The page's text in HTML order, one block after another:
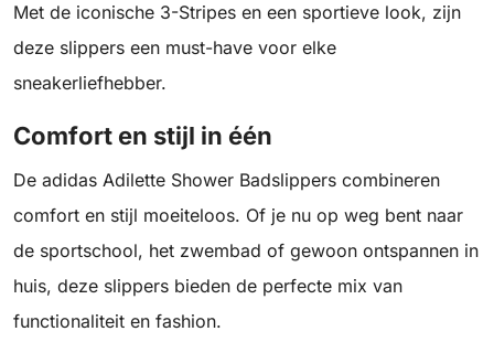
Met de iconische 3-Stripes en een sportieve look, zijn
deze slippers een must-have voor elke
sneakerliefhebber.
Comfort en stijl in één
De adidas Adilette Shower Badslippers combineren
comfort en stijl moeiteloos. Of je nu op weg bent naar
de sportschool, het zwembad of gewoon ontspannen in
huis, deze slippers bieden de perfecte mix van
functionaliteit en fashion.